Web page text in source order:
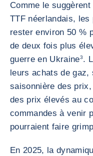
Comme le
TTF néerlandais,
rester environ 50 %
de deux fois plus
guerre en Ukraine3.
leurs achats de gaz,
saisonnière des
des prix élevés au
commandes à venir
pourraient faire
En 2025, la